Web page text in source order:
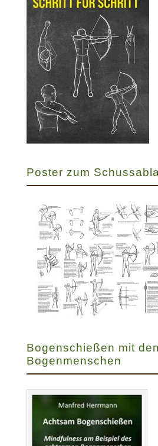
Poster zum
Bogenschießen mit
Bogenmenschen